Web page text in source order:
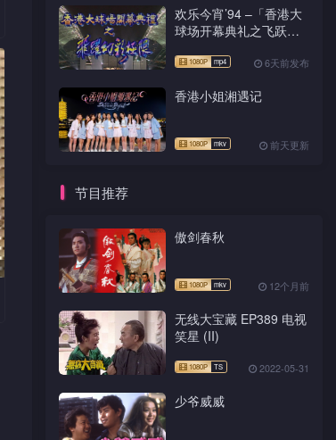
欢乐今宵’94 –「香港大
球场开幕典礼之飞跃幻
6天前发布
香港小姐湘遇记
前天更新
节目推荐
傲剑春秋
12个月前
无线大宝藏 EP389 电视
笑星 (II)
2022-05-31
少爷威威